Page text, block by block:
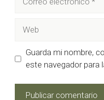
Guarda mi nombre,
este navegador para